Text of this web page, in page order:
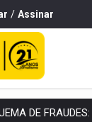
/ Assinar
DE FRAUDES: